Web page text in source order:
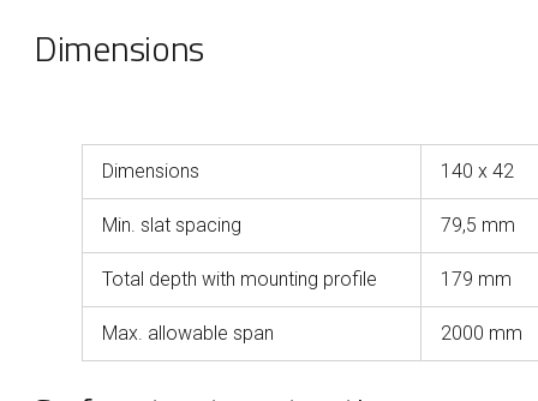
Dimensions
Dimensions 140 x 42
Min. slat spacing 79,5 mm
Total depth with mounting profile 179 mm
Max. allowable span 2000 mm